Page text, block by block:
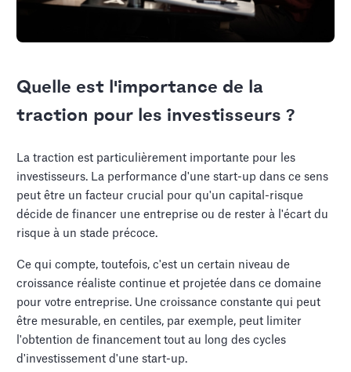
Quelle est l'importance de la
traction pour les investisseurs ?
La traction est particulièrement importante pour les
investisseurs. La performance d'une start-up dans ce sens
peut être un facteur crucial pour qu'un capital-risque
décide de financer une entreprise ou de rester à l'écart du
risque à un stade précoce.
Ce qui compte, toutefois, c'est un certain niveau de
croissance réaliste continue et projetée dans ce domaine
pour votre entreprise. Une croissance constante qui peut
être mesurable, en centiles, par exemple, peut limiter
l'obtention de financement tout au long des cycles
d'investissement d'une start-up.